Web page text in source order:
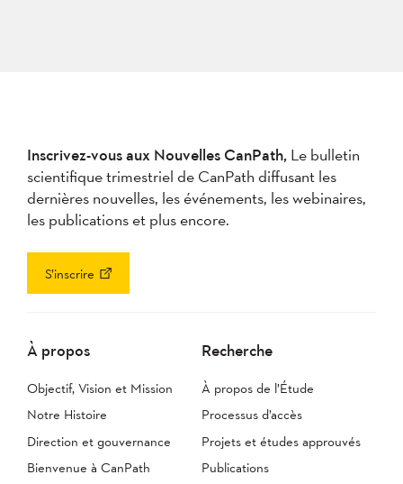
Inscrivez-vous aux Nouvelles CanPath, Le bulletin
scientifique trimestriel de CanPath diffusant les
dernières nouvelles, les événements, les webinaires,
les publications et plus encore.
S’inscrire
À propos
Objectif, Vision et Mission
Notre Histoire
Direction et gouvernance
Bienvenue à CanPath
Recherche
À propos de l’Étude
Processus d’accès
Projets et études approuvés
Publications